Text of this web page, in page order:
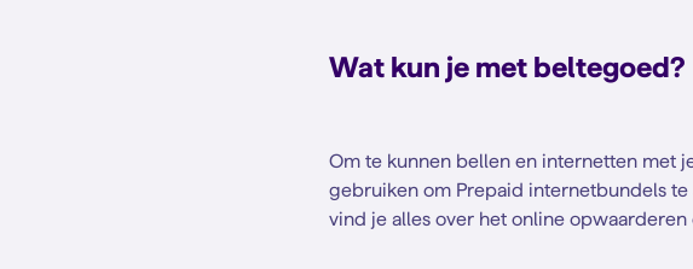
Wat kun je met beltegoed?
Om te kunnen bellen en internetten met
gebruiken om Prepaid internetbundels
vind je alles over het online